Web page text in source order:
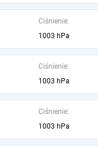
Ciśnienie:
1003 hPa
Ciśnienie:
1003 hPa
Ciśnienie:
1003 hPa